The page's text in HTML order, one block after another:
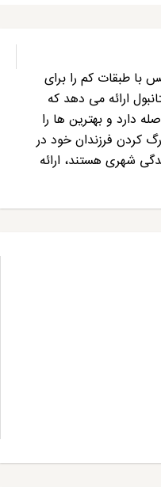
با طبقات کم را برای
ارائه می دهد که
فاصله دارد و بهترین ها را
کردن فرزندان خود در
شهری هستند، ارائه